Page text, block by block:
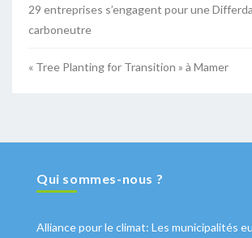
29 entreprises s’engagent pour une
carboneutre
« Tree Planting for Transition » à Mamer
Qui sommes-nous ?
Alliance pour le climat: Les municipalités